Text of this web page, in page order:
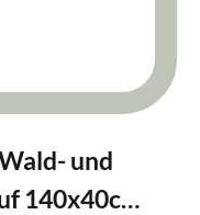
und
140x40cm